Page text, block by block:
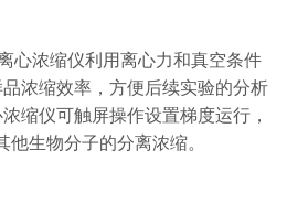
心浓缩仪利用离心力和真空条件
浓缩效率，方便后续实验的分析
缩仪可触屏操作设置梯度运行，
生物分子的分离浓缩。